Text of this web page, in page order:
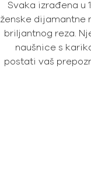
Svaka izrađena u
ženske dijamantne
briljantnog reza.
naušnice s
postati vaš